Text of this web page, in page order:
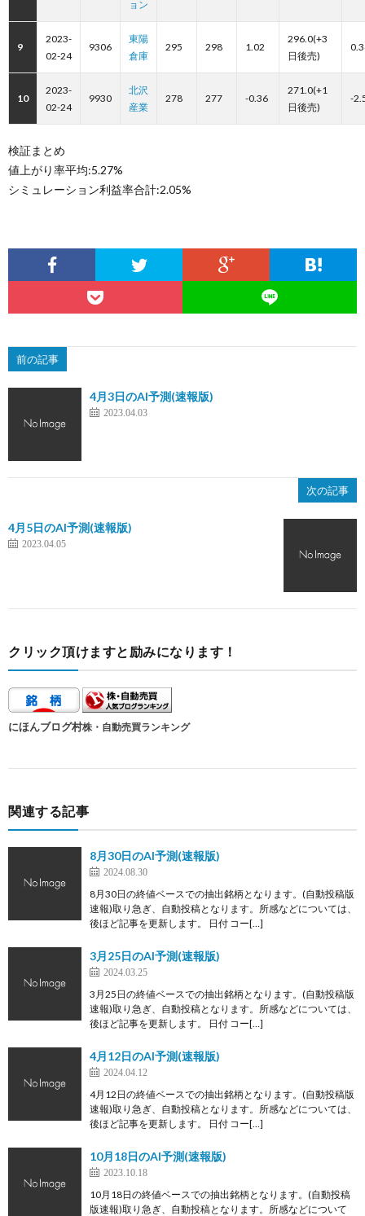
ョン
9
2023-
02-24
9306
東陽
倉庫
295 298 1.02
296.0(+3
日後売)
10
2023-
02-24
9930
北沢
産業
278 277 -0.36
271.0(+1
日後売)
-
検証まとめ
値上がり率平均:5.27%
シミュレーション利益率合計:2.05%
前の記事
4月3日のAI予測(速報版)
2023.04.03
次の記事
4月5日のAI予測(速報版)
2023.04.05
クリック頂けますと励みになります！
にほんブログ村株・自動売買ランキング
関連する記事
8月30日のAI予測(速報版)
2024.08.30
8月30日の終値ベースでの抽出銘柄となります。(自動投稿版
速報)取り急ぎ、自動投稿となります。所感などについては、
後ほど記事を更新します。 日付 コー[…]
3月25日のAI予測(速報版)
2024.03.25
3月25日の終値ベースでの抽出銘柄となります。(自動投稿版
速報)取り急ぎ、自動投稿となります。所感などについては、
後ほど記事を更新します。 日付 コー[…]
4月12日のAI予測(速報版)
2024.04.12
4月12日の終値ベースでの抽出銘柄となります。(自動投稿版
速報)取り急ぎ、自動投稿となります。所感などについては、
後ほど記事を更新します。 日付 コー[…]
10月18日のAI予測(速報版)
2023.10.18
10月18日の終値ベースでの抽出銘柄となります。(自動投稿
版速報)取り急ぎ、自動投稿となります。所感などについて